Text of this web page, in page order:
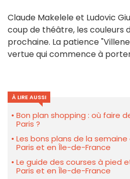
Claude Makelele et Ludovic
coup de théâtre, les couleurs
prochaine. La patience
vertue qui commence à
À LIRE AUSSI
Bon plan shopping : où faire
Paris ?
Les bons plans de la
Paris et en Île-de-France
Le guide des courses à pied
Paris et en Île-de-France